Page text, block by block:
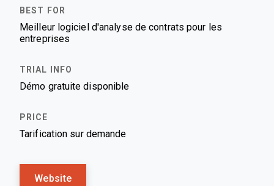
Meilleur logiciel d'analyse de contrats pour les
entreprises
Démo gratuite disponible
Tarification sur demande
Website